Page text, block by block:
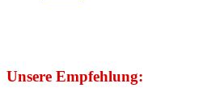
Unsere Empfehlung: